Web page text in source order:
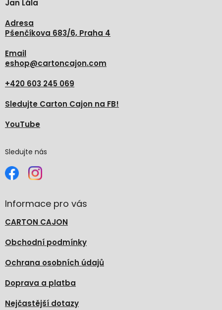
Jan Lála
Adresa
Pšenčíkova 683/6, Praha 4
Email
eshop@cartoncajon.com
+420 603 245 069
Sledujte Carton Cajon na FB!
YouTube
Sledujte nás
Informace pro vás
CARTON CAJON
Obchodní podmínky
Ochrana osobních údajů
Doprava a platba
Nejčastější dotazy